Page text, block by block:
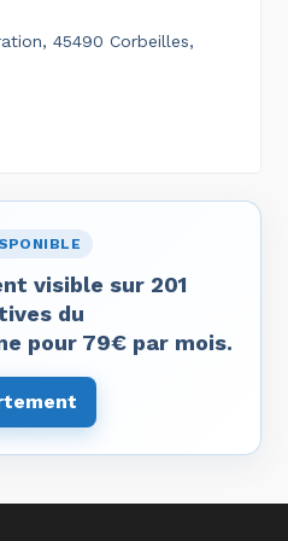
45490 Corbeilles,
visible sur 201
du
pour 79€ par mois.